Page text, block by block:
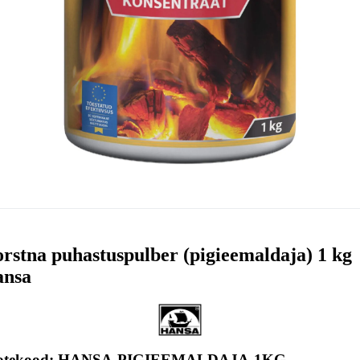
puhastuspulber (pigieemaldaja) 1 kg